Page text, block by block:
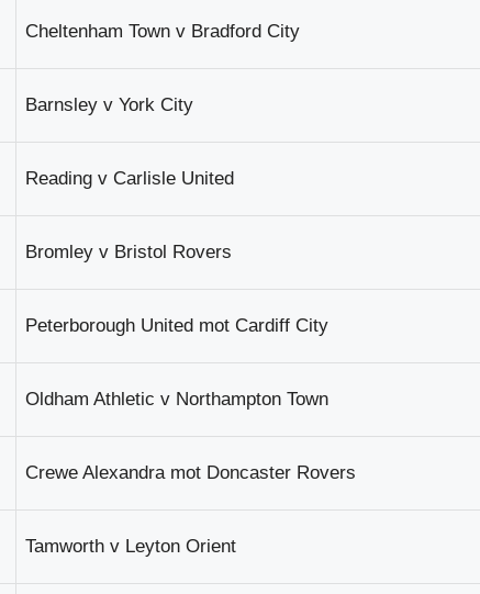
Cheltenham Town v Bradford City
Barnsley v York City
Reading v Carlisle United
Bromley v Bristol Rovers
Peterborough United mot Cardiff City
Oldham Athletic v Northampton Town
Crewe Alexandra mot Doncaster Rovers
Tamworth v Leyton Orient